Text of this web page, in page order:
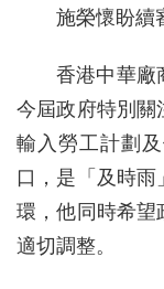
施榮懷盼續
香港中華廠
今屆政府特別關
輸入勞工計劃
口，是「及時
環，他同時希望
適切調整。